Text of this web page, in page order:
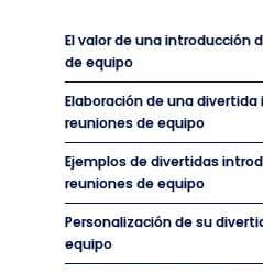
El valor de una introducción
de equipo
Elaboración de una
reuniones de equipo
Ejemplos de divertidas
reuniones de equipo
Personalización de su
equipo